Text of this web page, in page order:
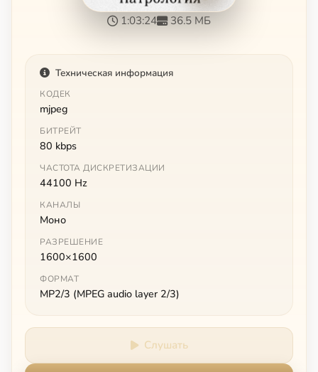
1:03:24 36.5 МБ
Техническая информация
КОДЕК
mjpeg
БИТРЕЙТ
80 kbps
ЧАСТОТА ДИСКРЕТИЗАЦИИ
44100 Hz
КАНАЛЫ
Моно
РАЗРЕШЕНИЕ
1600×1600
ФОРМАТ
MP2/3 (MPEG audio layer 2/3)
Слушать